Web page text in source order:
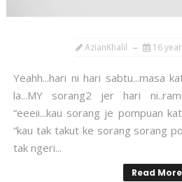
AzianKhalil 16
Yeahh...hari ni hari sabtu...masa
la...MY sorang2 jer hari
“eeeii...kau sorang je pompuan
“kau tak takut ke sorang sorang
tak ngeri...
Read More